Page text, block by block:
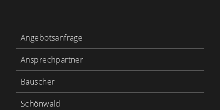
Angebotsanfrage
Ansprechpartner
Bauscher
Schönwald